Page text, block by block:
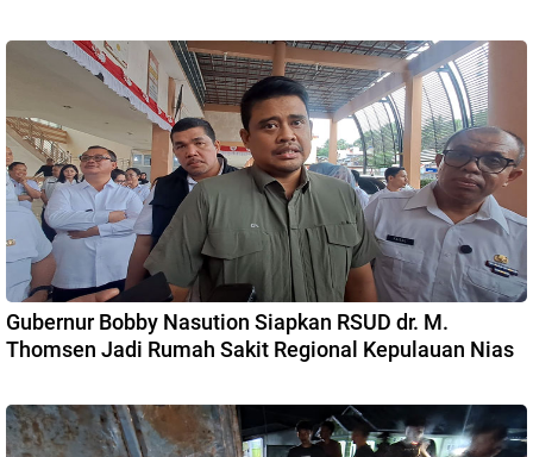
Gubernur Bobby Nasution Siapkan RSUD dr. M.
Thomsen Jadi Rumah Sakit Regional Kepulauan Nias